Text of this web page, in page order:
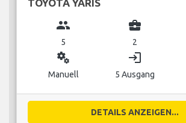
TOYOTA YARIS
group
5
business_center
2
miscellaneous_services
Manuell
login
5 Ausgang
DETAILS ANZEIGEN...